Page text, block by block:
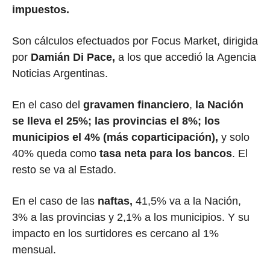
impuestos.
Son cálculos efectuados por Focus Market, dirigida
por Damián Di Pace, a los que accedió la Agencia
Noticias Argentinas.
En el caso del gravamen financiero, la Nación
se lleva el 25%; las provincias el 8%; los
municipios el 4% (más coparticipación), y solo
40% queda como tasa neta para los bancos. El
resto se va al Estado.
En el caso de las naftas, 41,5% va a la Nación,
3% a las provincias y 2,1% a los municipios. Y su
impacto en los surtidores es cercano al 1%
mensual.